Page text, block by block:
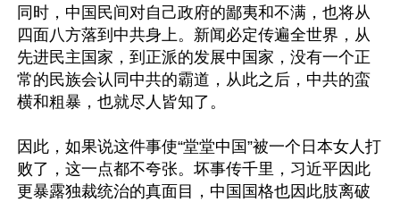
同时，中国民间对自己政府的鄙夷和不满，也将从
四面八方落到中共身上。新闻必定传遍全世界，从
先进民主国家，到正派的发展中国家，没有一个正
常的民族会认同中共的霸道，从此之后，中共的蛮
横和粗暴，也就尽人皆知了。
因此，如果说这件事使“堂堂中国”被一个日本女人打
败了，这一点都不夸张。坏事传千里，习近平因此
更暴露独裁统治的真面目，中国国格也因此肢离破